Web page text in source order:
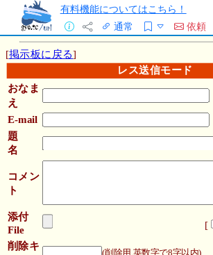
有料機能についてはこちら！
通常
依頼